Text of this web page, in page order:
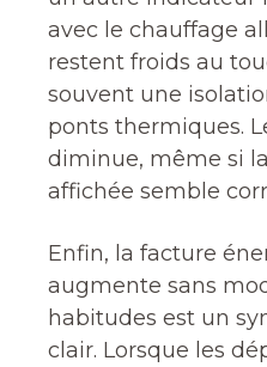
avec le chauffage
restent froids au
souvent une
ponts thermiques.
diminue, même si
affichée semble
Enfin, la facture
augmente sans
habitudes est un
clair. Lorsque les